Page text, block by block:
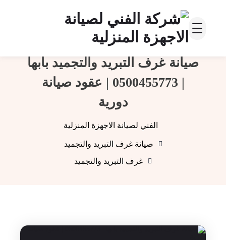
صيانة غرف التبريد والتجميد بابها
| 0500455773 | عقود صيانة
دورية
الفني لصيانة الاجهزة المنزلية
صيانة غرف التبريد والتجميد
غرف التبريد والتجميد